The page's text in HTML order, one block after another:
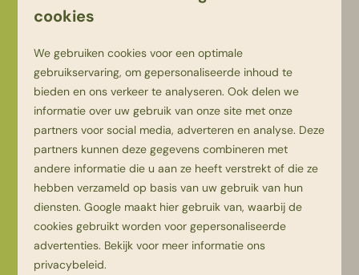
Youpi! Lodge
Sfeervolle en comfortabele 6-
persoons accommodatie!
cookies
We gebruiken cookies voor een optimale
gebruikservaring, om gepersonaliseerde inhoud te
bieden en ons verkeer te analyseren. Ook delen we
informatie over uw gebruik van onze site met onze
partners voor social media, adverteren en analyse. Deze
partners kunnen deze gegevens combineren met
andere informatie die u aan ze heeft verstrekt of die ze
hebben verzameld op basis van uw gebruik van hun
diensten.Google maakt hier gebruik van, waarbij de
cookies gebruikt worden voor gepersonaliseerde
advertenties. Bekijk voor meer informatie ons
privacybeleid.